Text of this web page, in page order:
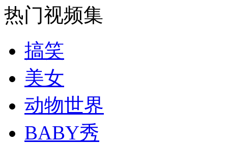
司机酒驾遇交警 急速倒车逃窜
热门视频集
搞笑
美女
动物世界
BABY秀